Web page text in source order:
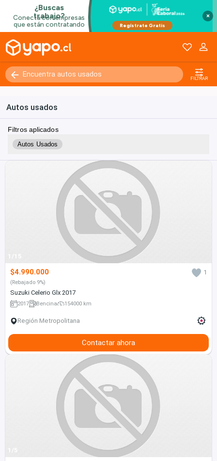
×
FILTRAR
Autos usados
Filtros aplicados
Autos Usados
1/15
$4.990.000 1
(Rebajado 9%)
Suzuki Celerio Glx 2017
2017 Bencina 154000 km
Región Metropolitana
Contactar ahora
1/5